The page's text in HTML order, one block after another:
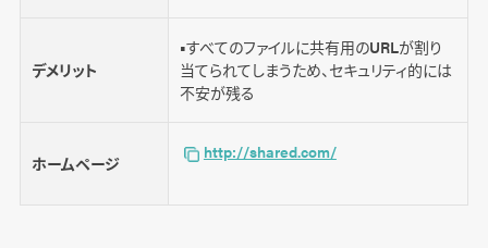
デメリット
■すべてのファイルに共有用のURLが割り
当てられてしまうため、セキュリティ的には
不安が残る
ホームページ
http://shared.com/